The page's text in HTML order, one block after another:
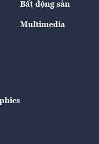
Bất động sản
Multimedia